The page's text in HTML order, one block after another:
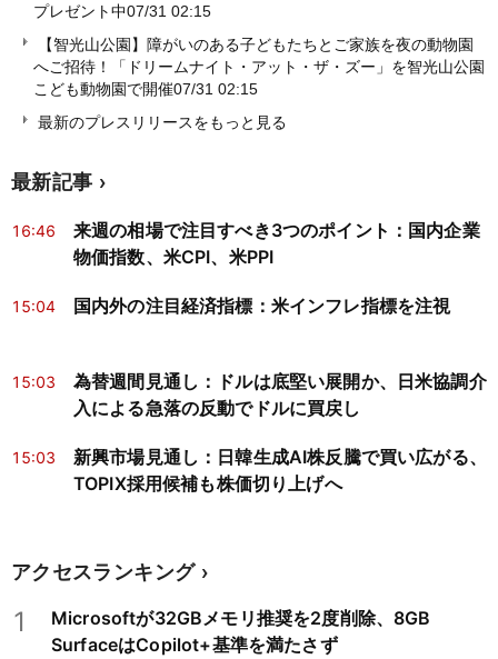
プレゼント中07/31 02:15
【智光山公園】障がいのある子どもたちとご家族を夜の動物園
へご招待！「ドリームナイト・アット・ザ・ズー」を智光山公園
こども動物園で開催07/31 02:15
最新のプレスリリースをもっと見る
最新記事
16:46
来週の相場で注目すべき3つのポイント：国内企業
物価指数、米CPI、米PPI
15:04 国内外の注目経済指標：米インフレ指標を注視
15:03
為替週間見通し：ドルは底堅い展開か、日米協調介
入による急落の反動でドルに買戻し
15:03
新興市場見通し：日韓生成AI株反騰で買い広がる、
TOPIX採用候補も株価切り上げへ
アクセスランキング
1
Microsoftが32GBメモリ推奨を2度削除、8GB
SurfaceはCopilot+基準を満たさず